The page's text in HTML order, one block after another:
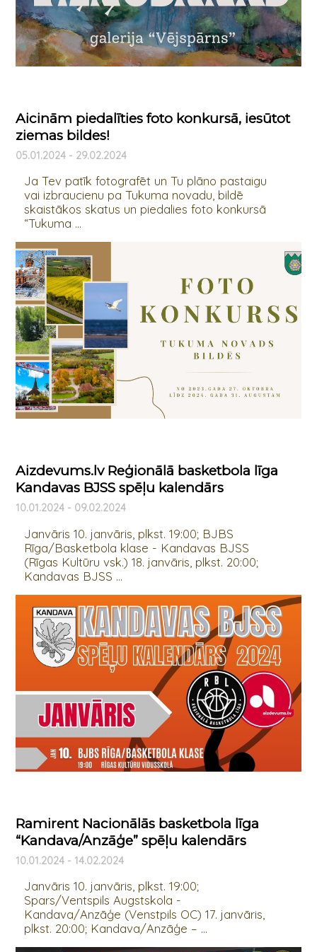
Aicinām piedalīties foto konkursā, iesūtot
ziemas bildes!
05.01.2024 - 29.02.2024
Ja Tev patīk fotografēt un Tu plāno pastaigu
vai izbraucienu pa Tukuma novadu, bildē
skaistākos skatus un piedalies foto konkursā
“Tukuma ...
Aizdevums.lv Reģionālā basketbola līga
Kandavas BJSS spēļu kalendārs
10.01.2024 - 09.02.2024
Janvāris 10. janvāris, plkst. 19:00; BJBS
Rīga/Basketbola klase - Kandavas BJSS
(Rīgas Kultūru vsk.) 18. janvāris, plkst. 20:00;
Kandavas BJSS ...
Ramirent Nacionālās basketbola līga
“Kandava/Anzāģe” spēļu kalendārs
10.01.2024 - 14.02.2024
Janvāris 10. janvāris, plkst. 19:00;
Spars/Ventspils Augstskola -
Kandava/Anzāģe (Venstpils OC) 17. janvāris,
plkst. 20:00; Kandava/Anzāģe – ...